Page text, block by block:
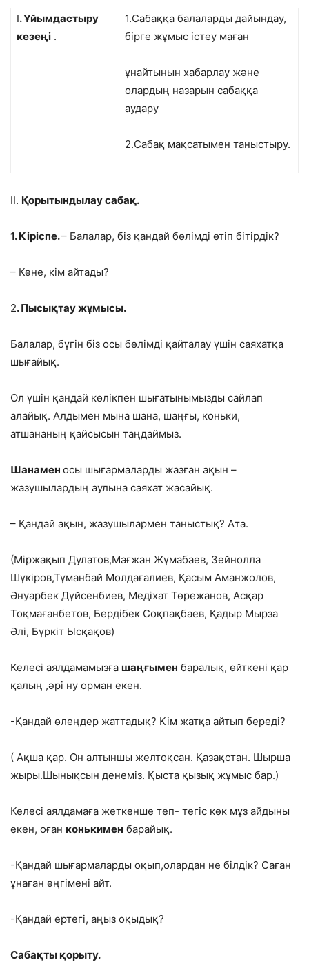
I. Ұйымдастыру
кезеңі .
1.Сабаққа балаларды дайындау,
бірге жұмыс істеу маған
ұнайтынын хабарлау және
олардың назарын сабаққа
аудару
2.Сабақ мақсатымен таныстыру.
ІІ. Қорытындылау сабақ.
1. Кіріспе.– Балалар, біз қандай бөлімді өтіп бітірдік?
– Кәне, кім айтады?
2. Пысықтау жұмысы.
Балалар, бүгін біз осы бөлімді қайталау үшін саяхатқа
шығайық.
Ол үшін қандай көлікпен шығатынымызды сайлап
алайық. Алдымен мына шана, шаңғы, коньки,
атшананың қайсысын таңдаймыз.
Шанамен осы шығармаларды жазған ақын –
жазушылардың аулына саяхат жасайық.
– Қандай ақын, жазушылармен таныстық? Ата.
(Міржақып Дулатов,Мағжан Жұмабаев, Зейнолла
Шүкіров,Тұманбай Молдағалиев, Қасым Аманжолов,
Әнуарбек Дүйсенбиев, Медіхат Төрежанов, Асқар
Тоқмағанбетов, Бердібек Соқпақбаев, Қадыр Мырза
Әлі, Бүркіт Ысқақов)
Келесі аялдамамызға шаңғымен баралық, өйткені қар
қалың ,әрі ну орман екен.
-Қандай өлеңдер жаттадық? Кім жатқа айтып береді?
( Ақша қар. Он алтыншы желтоқсан. Қазақстан. Шырша
жыры.Шынықсын денеміз. Қыста қызық жұмыс бар.)
Келесі аялдамаға жеткенше теп- тегіс көк мұз айдыны
екен, оған конькимен барайық.
-Қандай шығармаларды оқып,олардан не білдік? Саған
ұнаған әңгімені айт.
-Қандай ертегі, аңыз оқыдық?
Сабақты қорыту.